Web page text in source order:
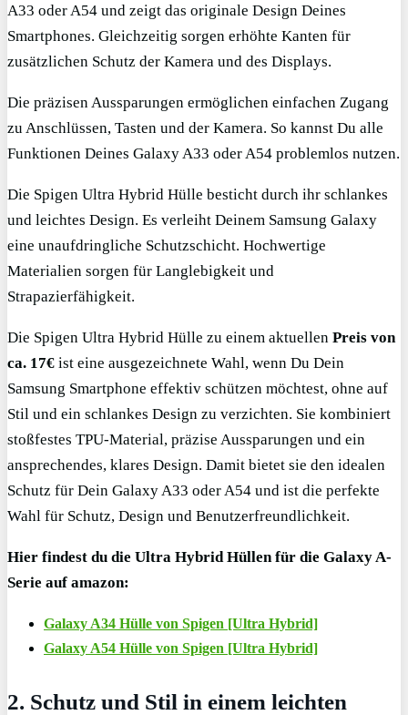
A33 oder A54 und zeigt das originale Design Deines
Smartphones. Gleichzeitig sorgen erhöhte Kanten für
zusätzlichen Schutz der Kamera und des Displays.
Die präzisen Aussparungen ermöglichen einfachen Zugang
zu Anschlüssen, Tasten und der Kamera. So kannst Du alle
Funktionen Deines Galaxy A33 oder A54 problemlos nutzen.
Die Spigen Ultra Hybrid Hülle besticht durch ihr schlankes
und leichtes Design. Es verleiht Deinem Samsung Galaxy
eine unaufdringliche Schutzschicht. Hochwertige
Materialien sorgen für Langlebigkeit und
Strapazierfähigkeit.
Die Spigen Ultra Hybrid Hülle zu einem aktuellen Preis von
ca. 17€ ist eine ausgezeichnete Wahl, wenn Du Dein
Samsung Smartphone effektiv schützen möchtest, ohne auf
Stil und ein schlankes Design zu verzichten. Sie kombiniert
stoßfestes TPU-Material, präzise Aussparungen und ein
ansprechendes, klares Design. Damit bietet sie den idealen
Schutz für Dein Galaxy A33 oder A54 und ist die perfekte
Wahl für Schutz, Design und Benutzerfreundlichkeit.
Hier findest du die Ultra Hybrid Hüllen für die Galaxy A-
Serie auf amazon:
Galaxy A34 Hülle von Spigen [Ultra Hybrid]
Galaxy A54 Hülle von Spigen [Ultra Hybrid]
2. Schutz und Stil in einem leichten